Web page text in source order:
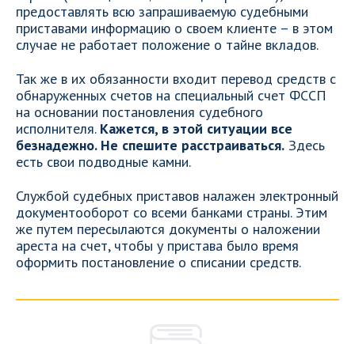
предоставлять всю запрашиваемую судебными
приставами информацию о своем клиенте – в этом
случае не работает положение о тайне вкладов.
Так же в их обязанности входит перевод средств с
обнаруженных счетов на специальный счет ФССП
на основании постановления судебного
исполнителя. Кажется, в этой ситуации все
безнадежно. Не спешите расстраиваться. Здесь
есть свои подводные камни.
Службой судебных приставов налажен электронный
документооборот со всеми банками страны. Этим
же путем пересылаются документы о наложении
ареста на счет, чтобы у пристава было время
оформить постановление о списании средств.